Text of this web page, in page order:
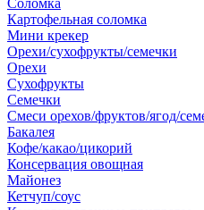
Соломка
Картофельная соломка
Мини крекер
Орехи/сухофрукты/семечки
Орехи
Сухофрукты
Семечки
Смеси орехов/фруктов/ягод/
Бакалея
Кофе/какао/цикорий
Консервация овощная
Майонез
Кетчуп/соус